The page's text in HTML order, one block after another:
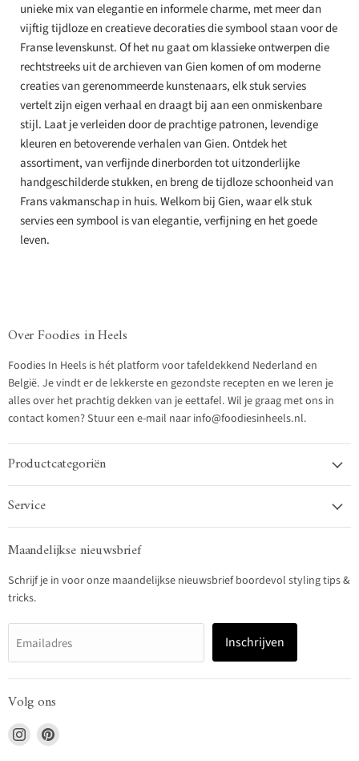
unieke mix van elegantie en informele charme, met meer dan
vijftig tijdloze en creatieve decoraties die symbool staan voor de
Franse levenskunst. Of het nu gaat om klassieke ontwerpen die
rechtstreeks uit de archieven van Gien komen of om moderne
creaties van gerenommeerde kunstenaars, elk stuk servies
vertelt zijn eigen verhaal en draagt bij aan een onmiskenbare
stijl. Laat je verleiden door de prachtige patronen, levendige
kleuren en betoverende verhalen van Gien. Ontdek het
assortiment, van verfijnde dinerborden tot uitzonderlijke
handgeschilderde stukken, en breng de tijdloze schoonheid van
Frans vakmanschap in huis. Welkom bij Gien, waar elk stuk
servies een symbool is van elegantie, verfijning en het goede
leven.
Over Foodies in Heels
Foodies In Heels is hét platform voor tafeldekkend Nederland en
België. Je vindt er de lekkerste en gezondste recepten en we leren je
alles over het prachtig dekken van je eettafel. Wil je graag met ons in
contact komen? Stuur een e-mail naar info@foodiesinheels.nl.
Productcategoriën
Service
Maandelijkse nieuwsbrief
Schrijf je in voor onze maandelijkse nieuwsbrief boordevol styling tips &
tricks.
Emailadres Inschrijven
Volg ons
Vind
ons
Vind